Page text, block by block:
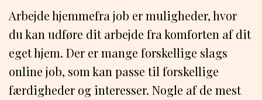
Arbejde hjemmefra job er muligheder, hvor
du kan udføre dit arbejde fra komforten af dit
eget hjem. Der er mange forskellige slags
online job, som kan passe til forskellige
færdigheder og interesser. Nogle af de mest